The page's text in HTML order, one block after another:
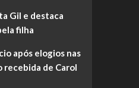
Gil e destaca
filha
após elogios nas
recebida de Carol